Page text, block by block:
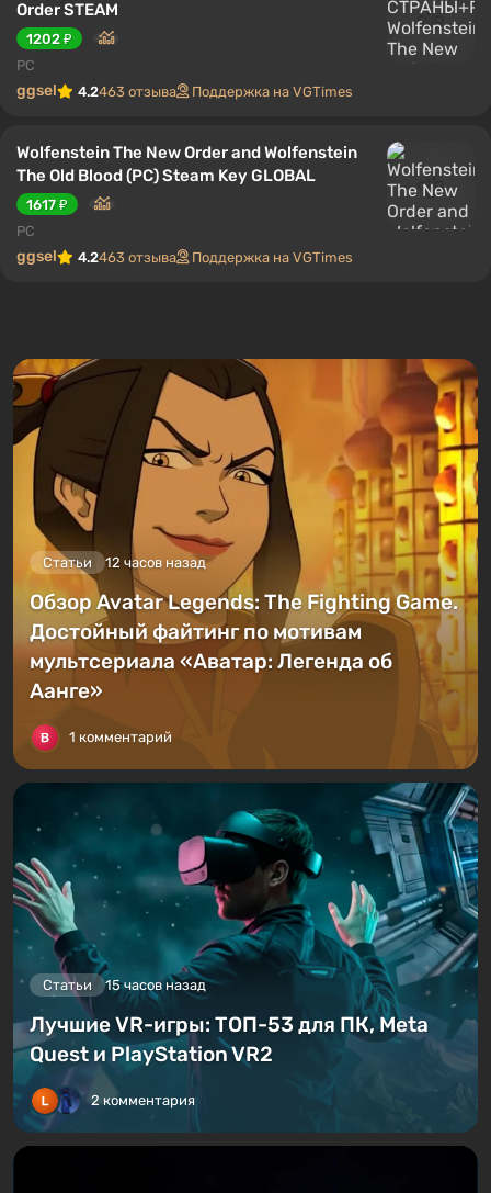
Order STEAM
1202 ₽
PC
ggsel 4.2463 отзыва Поддержка на VGTimes
Wolfenstein The New Order and Wolfenstein
The Old Blood (PC) Steam Key GLOBAL
1617 ₽
PC
ggsel 4.2463 отзыва Поддержка на VGTimes
Статьи 12 часов назад
Обзор Avatar Legends: The Fighting Game.
Достойный файтинг по мотивам
мультсериала «Аватар: Легенда об
Аанге»
1 комментарий
Статьи 15 часов назад
Лучшие VR-игры: ТОП-53 для ПК, Meta
Quest и PlayStation VR2
2 комментария